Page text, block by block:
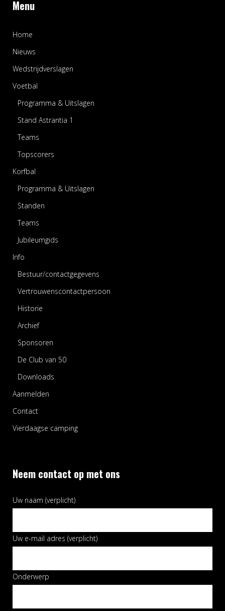
Menu
Home
Nieuws
Wedstrijdverslagen
Voetbal
Programma & Uitslagen
Stand Astrantia 1
Teams
Topscorers
Korfbal
Programma & Uitslagen
Standen
Teams
Jubileumgids
Info
Bestuur/contactgegevens
Vertrouwenscontactpersoon
Historie
Archief
Sponsoren
De Club van 50
Downloads
Aanmelden
Contact
Vierdaagse camping
Neem contact op met ons
Uw naam (verplicht)
Uw e-mail adres (verplicht)
Onderwerp